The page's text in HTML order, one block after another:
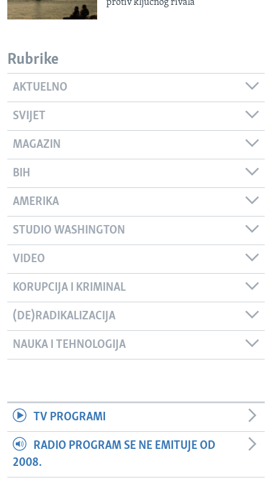
protiv ključnog rivala
Rubrike
AKTUELNO
SVIJET
MAGAZIN
BIH
AMERIKA
STUDIO WASHINGTON
VIDEO
KORUPCIJA I KRIMINAL
(DE)RADIKALIZACIJA
NAUKA I TEHNOLOGIJA
TV PROGRAMI
RADIO PROGRAM SE NE EMITUJE OD
2008.